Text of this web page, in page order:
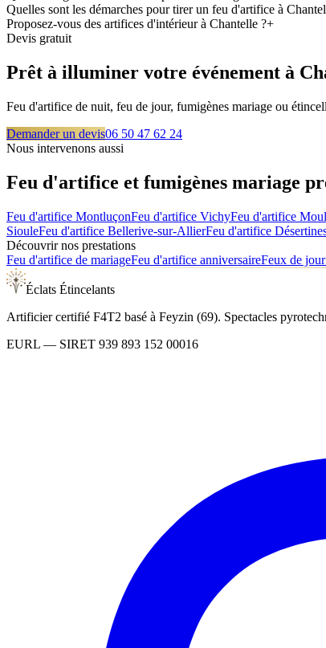
Quelles sont les démarches pour tirer un feu d'artifice à
Proposez-vous des artifices d'intérieur à Chantelle ?+
Devis gratuit
Prêt à illuminer votre événement à
Feu d'artifice de nuit, feu de jour, fumigènes mariage ou
Demander un devis06 50 47 62 24
Nous intervenons aussi
Feu d'artifice et fumigènes mariage
Feu d'artifice MontluçonFeu d'artifice VichyFeu d'artifice
SiouleFeu d'artifice Bellerive-sur-AllierFeu d'artifice
Découvrir nos prestations
Feu d'artifice de mariageFeu d'artifice anniversaireFeux de
Éclats Étincelants
Artificier certifié F4T2 basé à Feyzin (69). Spectacles
EURL — SIRET 939 893 152 00016